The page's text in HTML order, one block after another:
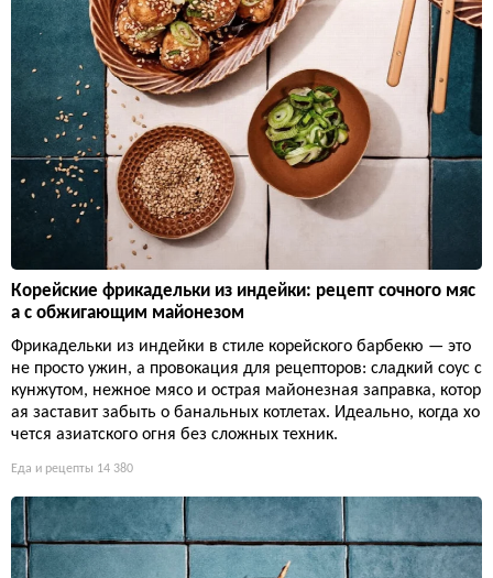
Корейские фрикадельки из индейки: рецепт сочного мяс
а с обжигающим майонезом
Фрикадельки из индейки в стиле корейского барбекю — это
не просто ужин, а провокация для рецепторов: сладкий соус с
кунжутом, нежное мясо и острая майонезная заправка, котор
ая заставит забыть о банальных котлетах. Идеально, когда хо
чется азиатского огня без сложных техник.
Еда и рецепты 14 380